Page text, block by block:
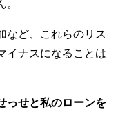
など、これらのリス
イナスになることは
っせと私のローンを